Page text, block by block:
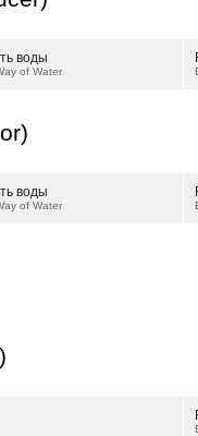
воды
of Water
воды
of Water